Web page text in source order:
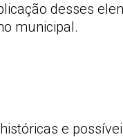
desses
municipal.
e